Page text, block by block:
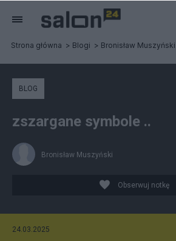
Strona główna Blogi Bronisław Muszyński
BLOG
zszargane symbole ..
Bronisław Muszyński
Obserwuj notkę
24.03.2025